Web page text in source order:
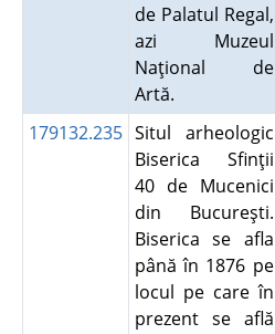
de Palatul Regal,
azi Muzeul
Naţional de
Artă.
179132.235 Situl arheologic
Biserica Sfinţii
40 de Mucenici
din Bucureşti.
Biserica se afla
până în 1876 pe
locul pe care în
prezent se află